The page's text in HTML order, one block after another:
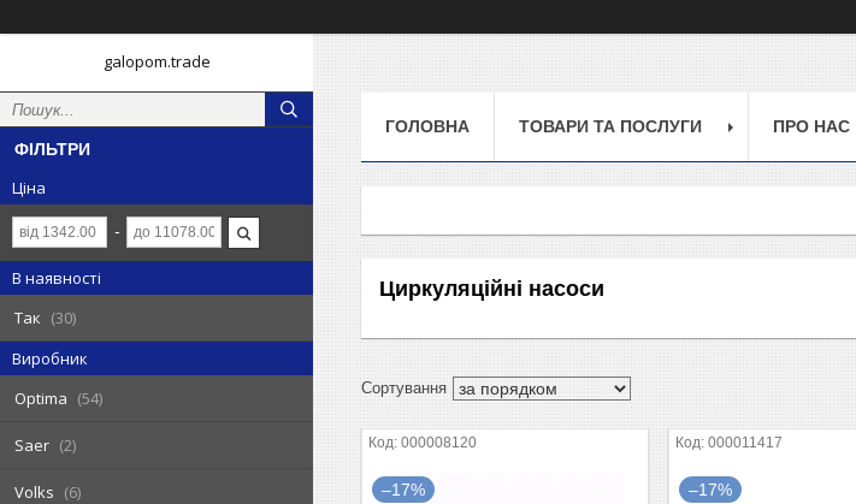
galopom.trade
ФІЛЬТРИ
Ціна
В наявності
Так
30
Виробник
Optima
54
Saer 2
Volks 6
ГОЛОВНА ТОВАРИ ТА ПОСЛУГИ ПРО НАС
Циркуляційні насоси
000008120
–17%
000011417
–17%